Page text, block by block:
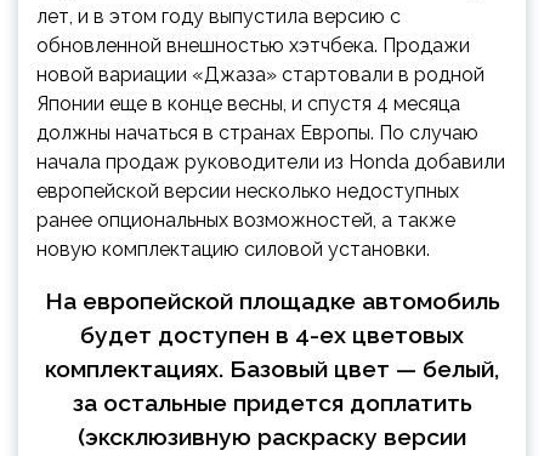
лет, и в этом году выпустила версию с
обновленной внешностью хэтчбека. Продажи
новой вариации «Джаза» стартовали в родной
Японии еще в конце весны, и спустя 4 месяца
должны начаться в странах Европы. По случаю
начала продаж руководители из Honda добавили
европейской версии несколько недоступных
ранее опциональных возможностей, а также
новую комплектацию силовой установки.
На европейской площадке автомобиль
будет доступен в 4-ех цветовых
комплектациях. Базовый цвет — белый,
за остальные придется доплатить
(эксклюзивную раскраску версии